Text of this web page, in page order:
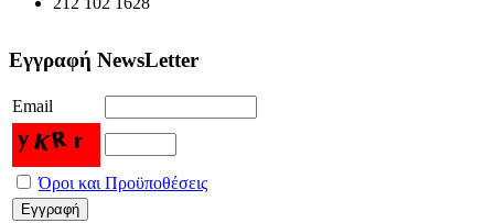
Εγγραφή NewsLetter
Email
Όροι και Προϋποθέσεις